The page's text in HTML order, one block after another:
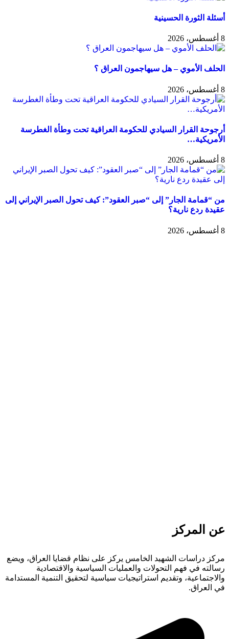
أسئلة الثورة الحسينية
8 أغسطس، 2026
الحلف الأموي – هل سيهاجمون العراق ؟
8 أغسطس، 2026
أرجوحة القرار السيادي للحكومة العراقية تحت وطأة الغطرسة
الأمريكية…
8 أغسطس، 2026
من “قمامة الجار” إلى “صبر العقود”: كيف تحول الصبر الإيراني إلى
عقيدة ردع نارية؟
8 أغسطس، 2026
عن المركز
مركز دراسات الشهيد الخامس يركز على نظام قضايا العراق، ويضع
رسالته في فهم التحولات والعمليات السياسية والاقتصادية
والاجتماعية، وتقديم استراتيجيات سياسية لتحقيق التنمية المستدامة
في العراق.